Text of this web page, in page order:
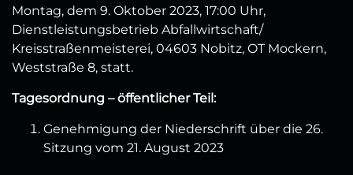
Montag, dem 9. Oktober 2023, 17:00 Uhr,
Dienstleistungsbetrieb Abfallwirtschaft/
Kreisstraßenmeisterei, 04603 Nobitz, OT Mockern,
Weststraße 8, statt.
Tagesordnung – öffentlicher Teil:
Genehmigung der Niederschrift über die 26.
Sitzung vom 21. August 2023